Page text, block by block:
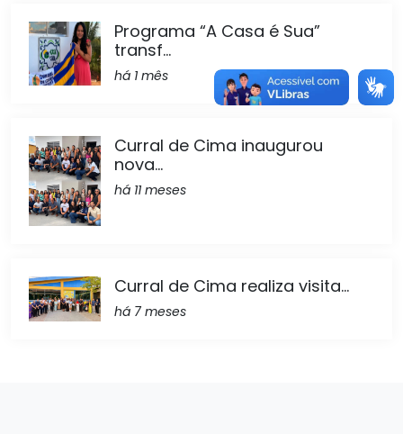
Programa “A Casa é Sua”
transf...
há 1 mês
Curral de Cima inaugurou
nova...
há 11 meses
Curral de Cima realiza visita...
há 7 meses